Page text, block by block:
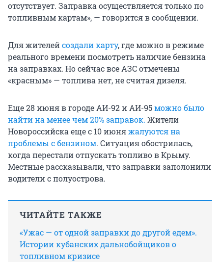
отсутствует. Заправка осуществляется только по
топливным картам», — говорится в сообщении.
Для жителейсоздали карту, где можно в режиме
реального времени посмотреть наличие бензина
на заправках. Но сейчас все АЗС отмечены
«красным» — топлива нет, не считая дизеля.
Еще 28 июня в городе АИ-92 и АИ-95можно было
найти на менее чем 20% заправок. Жители
Новороссийска еще с 10 июняжалуются на
проблемы с бензином. Ситуация обострилась,
когда перестали отпускать топливо в Крыму.
Местные рассказывали, что заправки заполонили
водители с полуострова.
ЧИТАЙТЕ ТАКЖЕ
«Ужас — от одной заправки до другой едем».
Истории кубанских дальнобойщиков о
топливном кризисе